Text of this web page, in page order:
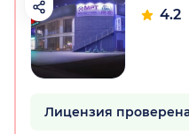
обл.)
4.2
Лицензия